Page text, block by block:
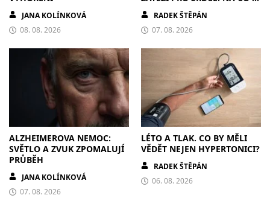
JANA KOLÍNKOVÁ
08. 08. 2026
DÁT POZOR?
RADEK ŠTĚPÁN
07. 08. 2026
ALZHEIMEROVA NEMOC:
SVĚTLO A ZVUK ZPOMALUJÍ
PRŮBĚH
JANA KOLÍNKOVÁ
07. 08. 2026
LÉTO A TLAK. CO BY MĚLI
VĚDĚT NEJEN HYPERTONICI?
RADEK ŠTĚPÁN
06. 08. 2026